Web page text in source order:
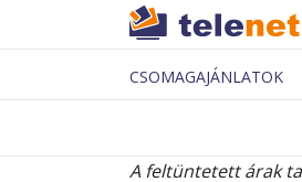
CSOMAGAJÁNLATOK
A feltüntetett árak